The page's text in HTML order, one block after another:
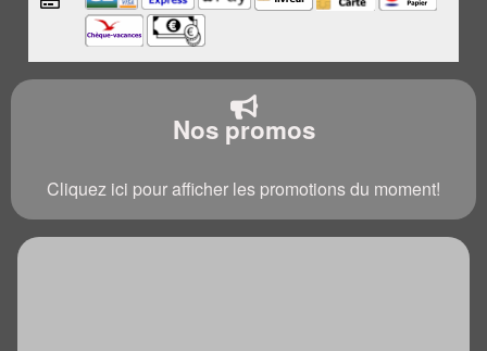
Nos promos
Cliquez ici pour afficher les promotions du moment!